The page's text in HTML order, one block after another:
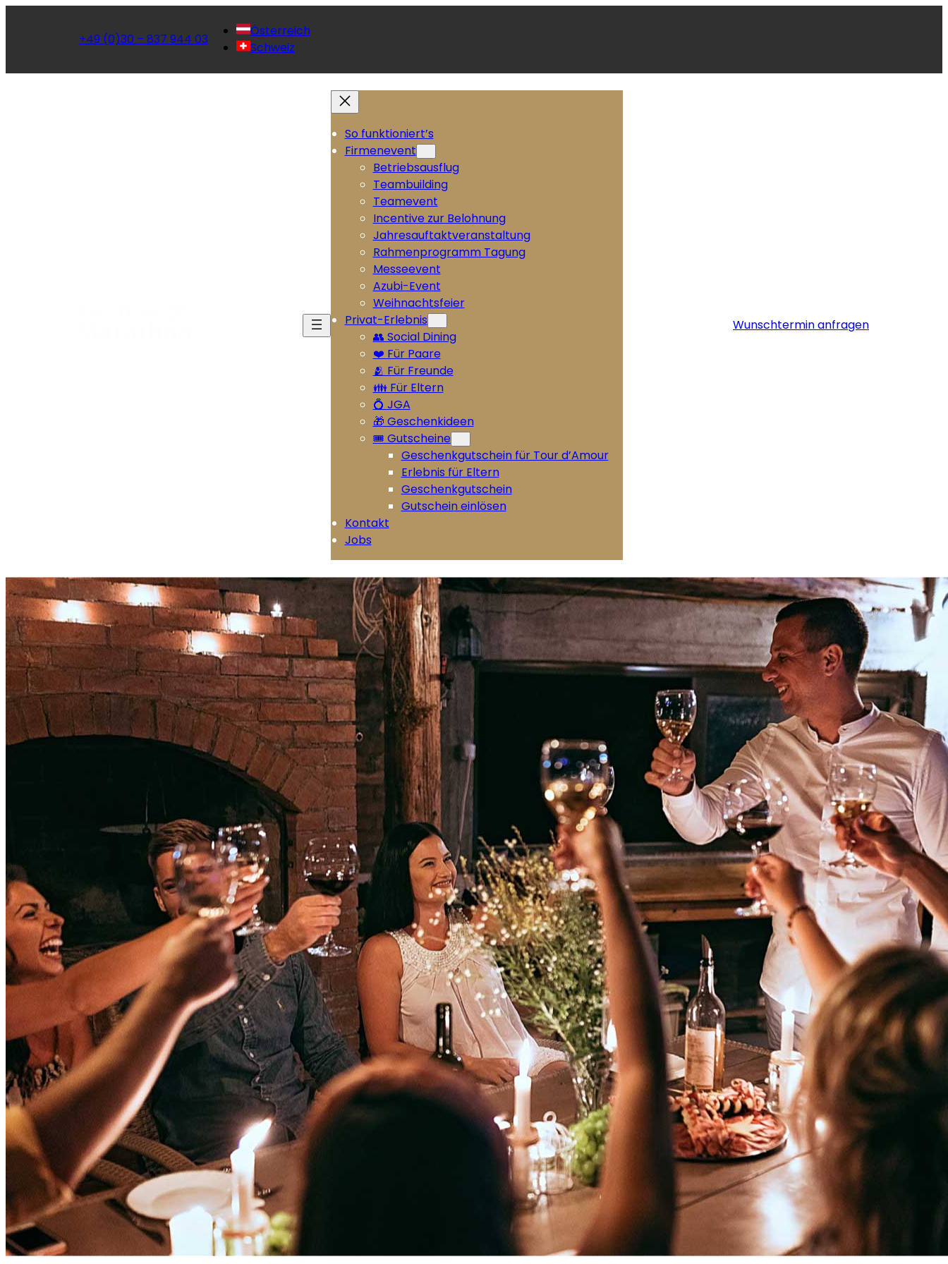
+49 (0)30 – 837 944 03
Österreich
Schweiz
So funktioniert’s
Firmenevent
Betriebsausflug
Teambuilding
Teamevent
Incentive zur Belohnung
Jahresauftaktveranstaltung
Rahmenprogramm Tagung
Messeevent
Azubi-Event
Weihnachtsfeier
Privat-Erlebnis
👥 Social Dining
❤️ Für Paare
🫂 Für Freunde
👪 Für Eltern
💍 JGA
🎁 Geschenkideen
🎟️ Gutscheine
Geschenkgutschein für Tour d’Amour
Erlebnis für Eltern
Geschenkgutschein
Gutschein einlösen
Kontakt
Jobs
Wunschtermin anfragen